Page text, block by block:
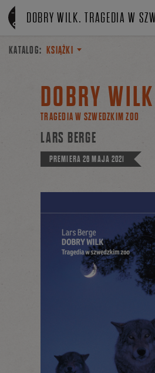
Linki do przejścia
DOBRY WILK. TRAGEDIA W
KATALOG: KSIĄŻKI
DOBRY WILK
TRAGEDIA W SZWEDZKIM ZOO
LARS BERGE
PREMIERA26 MAJA 2021